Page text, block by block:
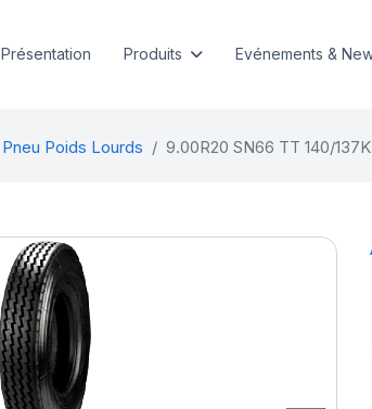
Présentation Produits Evénements &
Pneu Poids Lourds 9.00R20 SN66 TT 140/137K